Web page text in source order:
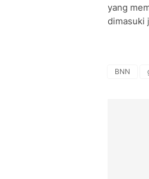
yang
dimasuki
BNN